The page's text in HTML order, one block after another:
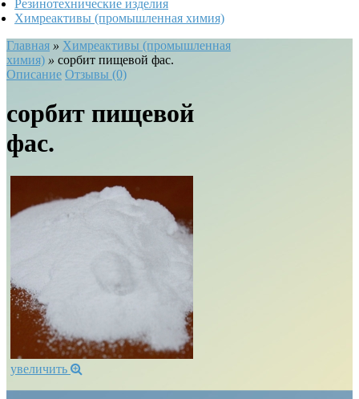
Резинотехнические изделия
Химреактивы (промышленная химия)
Главная » Химреактивы (промышленная
химия) » сорбит пищевой фас.
Описание Отзывы (0)
сорбит пищевой
фас.
увеличить